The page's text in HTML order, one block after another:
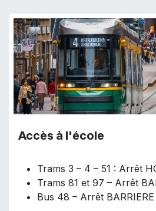
Accès à l'école
Trams 3 – 4 – 51 : Arrêt
Trams 81 et 97 – Arrêt
Bus 48 – Arrêt BARRIERE